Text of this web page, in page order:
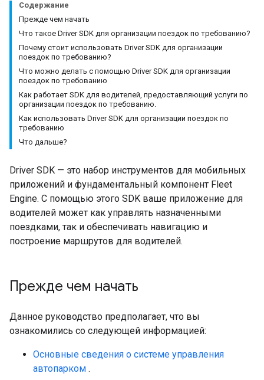
Содержание
Прежде чем начать
Что такое Driver SDK для организации поездок по требованию?
Почему стоит использовать Driver SDK для организации
поездок по требованию?
Что можно делать с помощью Driver SDK для организации
поездок по требованию
Как работает SDK для водителей, предоставляющий услуги по
организации поездок по требованию.
Как использовать Driver SDK для организации поездок по
требованию
Что дальше?
Driver SDK — это набор инструментов для мобильных
приложений и фундаментальный компонент Fleet
Engine. С помощью этого SDK ваше приложение для
водителей может как управлять назначенными
поездками, так и обеспечивать навигацию и
построение маршрутов для водителей.
Прежде чем начать
Данное руководство предполагает, что вы
ознакомились со следующей информацией:
Основные сведения о системе управления
автопарком .